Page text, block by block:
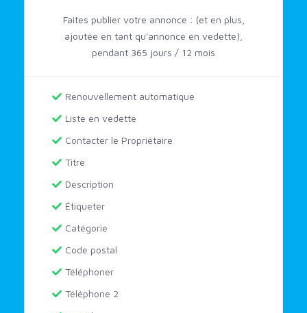
Faites publier votre annonce : (et en plus,
ajoutée en tant qu'annonce en vedette),
pendant 365 jours / 12 mois
Renouvellement automatique
Liste en vedette
Contacter le Propriétaire
Titre
Description
Étiqueter
Catégorie
Code postal
Téléphoner
Téléphone 2